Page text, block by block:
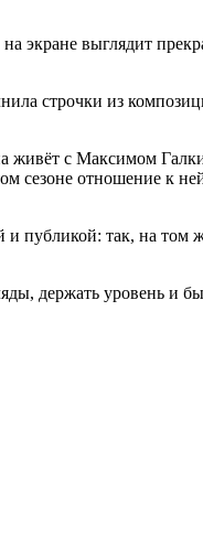
экране выглядит
строчки из
живёт с Максимом
отношение к
и публикой: так, на
держать уровень и